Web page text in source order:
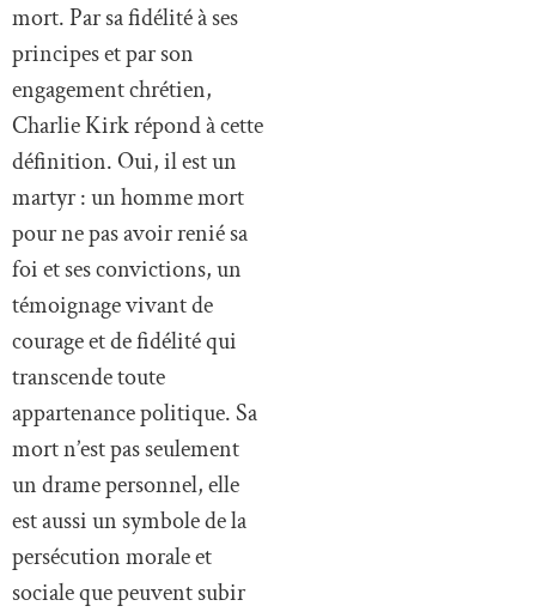
mort. Par sa fidélité à ses
principes et par son
engagement chrétien,
Charlie Kirk répond à cette
définition. Oui, il est un
martyr : un homme mort
pour ne pas avoir renié sa
foi et ses convictions, un
témoignage vivant de
courage et de fidélité qui
transcende toute
appartenance politique. Sa
mort n’est pas seulement
un drame personnel, elle
est aussi un symbole de la
persécution morale et
sociale que peuvent subir